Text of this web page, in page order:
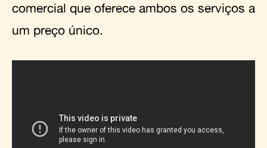
comercial que oferece ambos os serviços a
um preço único.